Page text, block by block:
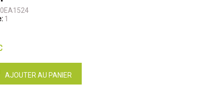
1
AJOUTER AU PANIER